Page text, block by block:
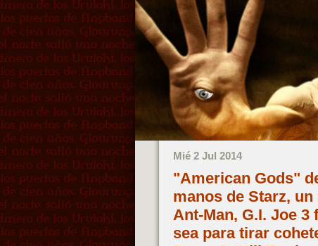
Mié 2 Jul 2014
"American Gods"
manos de Starz,
Ant-Man, G.I. Joe
sea para tirar